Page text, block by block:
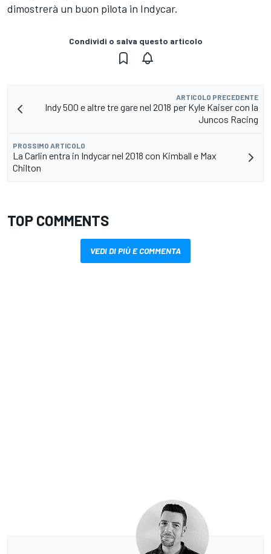
dimostrerà un buon pilota in Indycar.
Condividi o salva questo articolo
ARTICOLO PRECEDENTE
Indy 500 e altre tre gare nel 2018 per Kyle Kaiser con la
Juncos Racing
PROSSIMO ARTICOLO
La Carlin entra in Indycar nel 2018 con Kimball e Max
Chilton
TOP COMMENTS
VEDI DI PIÙ E COMMENTA